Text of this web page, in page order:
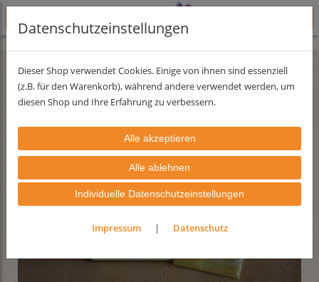
Lehmfarben
Datenschutzeinstellungen
Dieser Shop verwendet Cookies. Einige von ihnen sind essenziell
(z.B. für den Warenkorb), während andere verwendet werden, um
diesen Shop und Ihre Erfahrung zu verbessern.
Individuelle Datenschutzeinstellungen
Impressum | Datenschutz